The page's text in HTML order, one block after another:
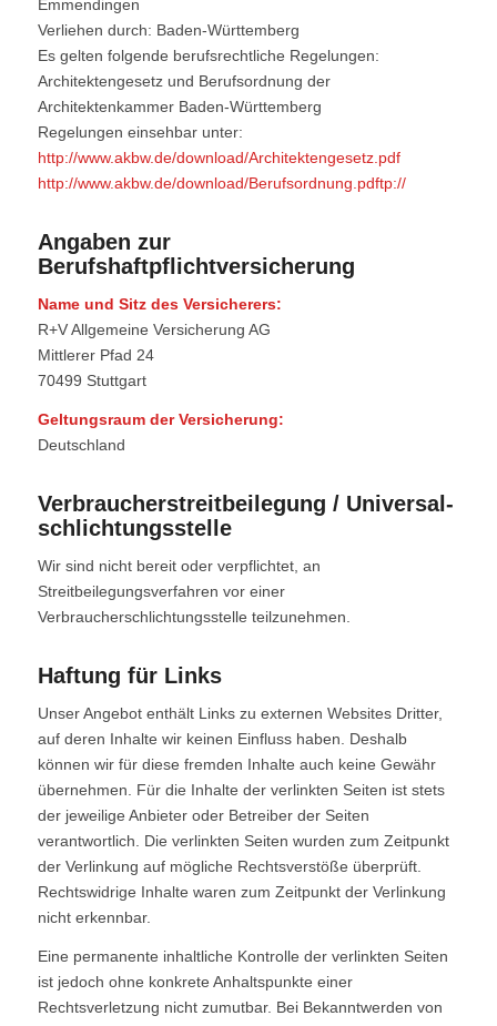
Emmendingen
Verliehen durch: Baden-Württemberg
Es gelten folgende berufsrechtliche Regelungen:
Architektengesetz und Berufsordnung der
Architektenkammer Baden-Württemberg
Regelungen einsehbar unter:
http://www.akbw.de/download/Architektengesetz.pdf
http://www.akbw.de/download/Berufsordnung.pdftp://
Angaben zur
Berufshaftpflichtversicherung
Name und Sitz des Versicherers:
R+V Allgemeine Versicherung AG
Mittlerer Pfad 24
70499 Stuttgart
Geltungsraum der Versicherung:
Deutschland
Verbraucher­streit­beilegung / Universal­
schlichtungs­stelle
Wir sind nicht bereit oder verpflichtet, an
Streitbeilegungsverfahren vor einer
Verbraucherschlichtungsstelle teilzunehmen.
Haftung für Links
Unser Angebot enthält Links zu externen Websites Dritter,
auf deren Inhalte wir keinen Einfluss haben. Deshalb
können wir für diese fremden Inhalte auch keine Gewähr
übernehmen. Für die Inhalte der verlinkten Seiten ist stets
der jeweilige Anbieter oder Betreiber der Seiten
verantwortlich. Die verlinkten Seiten wurden zum Zeitpunkt
der Verlinkung auf mögliche Rechtsverstöße überprüft.
Rechtswidrige Inhalte waren zum Zeitpunkt der Verlinkung
nicht erkennbar.
Eine permanente inhaltliche Kontrolle der verlinkten Seiten
ist jedoch ohne konkrete Anhaltspunkte einer
Rechtsverletzung nicht zumutbar. Bei Bekanntwerden von